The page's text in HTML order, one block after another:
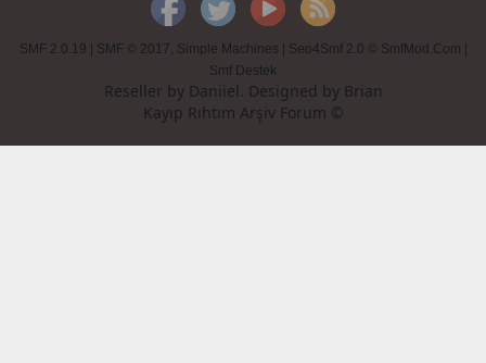
SMF 2.0.19 | SMF © 2017 Simple Machines | Seo4Smf 2.0 © SmfMod.Com |
Smf Destek
Reseller by Daniiel. Designed by Brian
Kayıp Rıhtım Arşiv Forum ©